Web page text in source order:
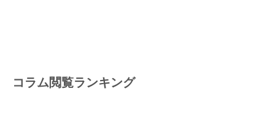
コラム閲覧ランキング